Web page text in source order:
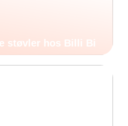
støvler hos Billi Bi